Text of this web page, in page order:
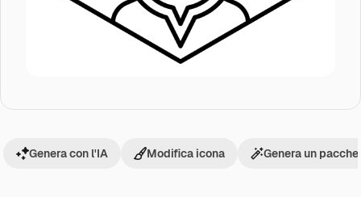
Genera con l'IA Modifica icona Genera un